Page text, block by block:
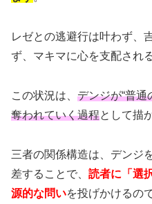
レゼとの逃避行は叶わず、
ず、マキマに心を支配され
この状況は、 デンジが“普通
奪われていく過程として描
三者の関係構造は、デンジ
差することで、 読者に「選
源的な問いを投げかけるの